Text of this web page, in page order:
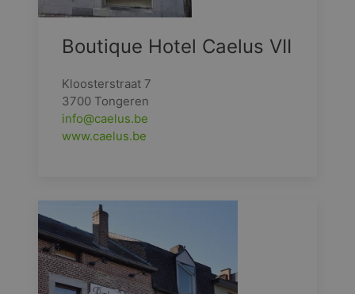
Boutique Hotel Caelus VII
Kloosterstraat 7
3700 Tongeren
info@caelus.be
www.caelus.be